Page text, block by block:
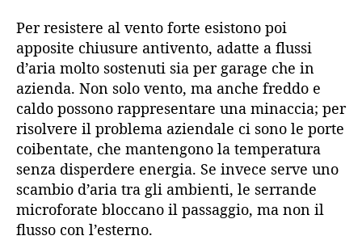
Per resistere al vento forte esistono poi
apposite chiusure antivento, adatte a flussi
d’aria molto sostenuti sia per garage che in
azienda. Non solo vento, ma anche freddo e
caldo possono rappresentare una minaccia; per
risolvere il problema aziendale ci sono le porte
coibentate, che mantengono la temperatura
senza disperdere energia. Se invece serve uno
scambio d’aria tra gli ambienti, le serrande
microforate bloccano il passaggio, ma non il
flusso con l’esterno.